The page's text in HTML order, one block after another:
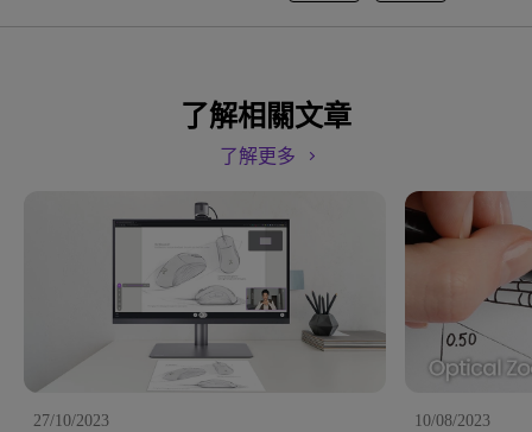
了解相關文章
了解更多
27/10/2023 10/08/2023